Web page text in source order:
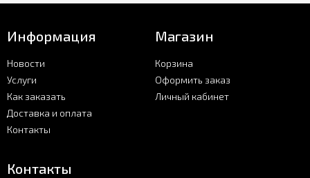
Информация
Новости
Услуги
Как заказать
Доставка и оплата
Контакты
Магазин
Корзина
Оформить заказ
Личный кабинет
Контакты